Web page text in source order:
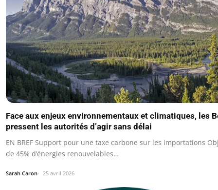
Face aux enjeux environnementaux et climatiques, les
pressent les autorités d’agir sans délai
EN BREF Support pour une taxe carbone sur les importations
de 45% d’énergies renouvelables…
Sarah Caron 25 avril 2026